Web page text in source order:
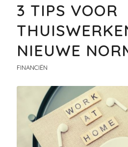
3 TIPS VOOR
NIEUWE
FINANCIËN